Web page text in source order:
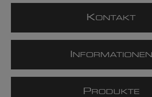
KONTAKT
NFORMATIONEN
P RODUKTE